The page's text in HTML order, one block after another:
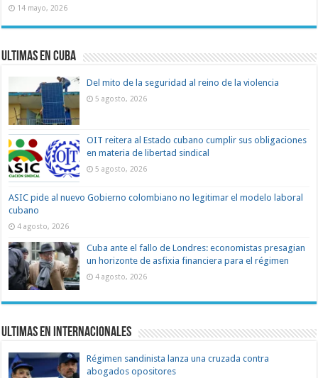
14 mayo, 2026
Ultimas en Cuba
Del mito de la seguridad al reino de la violencia
5 agosto, 2026
OIT reitera al Estado cubano cumplir sus obligaciones
en materia de libertad sindical
5 agosto, 2026
ASIC pide al nuevo Gobierno colombiano no legitimar el modelo laboral
cubano
4 agosto, 2026
Cuba ante el fallo de Londres: economistas presagian
un horizonte de asfixia financiera para el régimen
4 agosto, 2026
Ultimas en Internacionales
Régimen sandinista lanza una cruzada contra
abogados opositores